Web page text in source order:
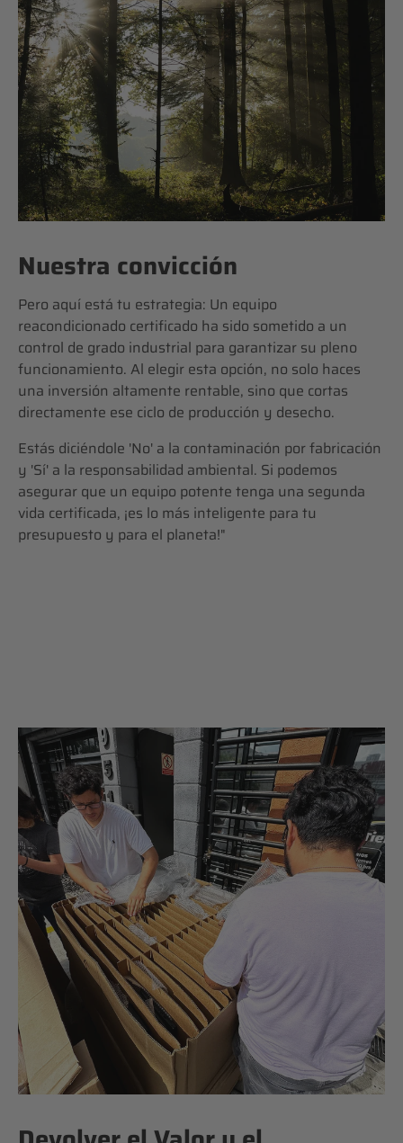
Nuestra convicción
Pero aquí está tu estrategia: Un equipo
reacondicionado certificado ha sido sometido a un
control de grado industrial para garantizar su pleno
funcionamiento. Al elegir esta opción, no solo haces
una inversión altamente rentable, sino que cortas
directamente ese ciclo de producción y desecho.
Estás diciéndole 'No' a la contaminación por fabricación
y 'Sí' a la responsabilidad ambiental. Si podemos
asegurar que un equipo potente tenga una segunda
vida certificada, ¡es lo más inteligente para tu
presupuesto y para el planeta!"